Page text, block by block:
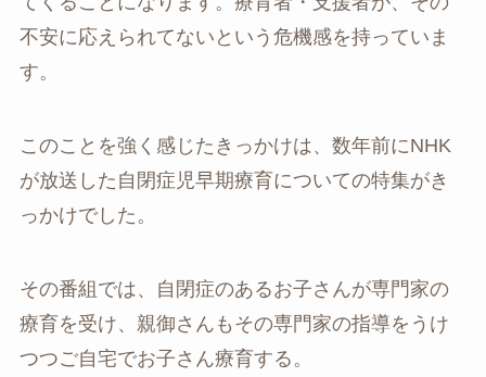
不安に応えられてないという危機感を持っていま
す。
このことを強く感じたきっかけは、数年前にNHK
が放送した自閉症児早期療育についての特集がき
っかけでした。
その番組では、自閉症のあるお子さんが専門家の
療育を受け、親御さんもその専門家の指導をうけ
つつご自宅でお子さん療育する。